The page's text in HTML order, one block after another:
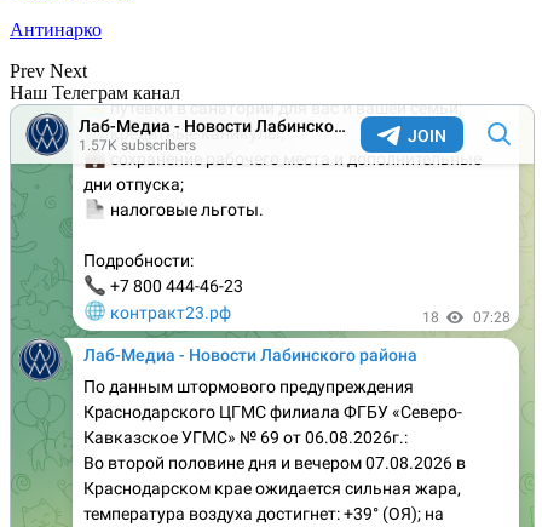
Антинарко
Prev Next
Наш Телеграм канал